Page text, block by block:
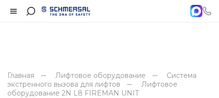
Главная Лифтовое оборудование
Система
экстренного вызова для лифтов
Лифтовое
оборудование 2N L8 FIREMAN UNIT